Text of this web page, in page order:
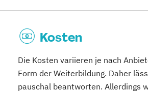
Kosten
Die Kosten variieren je nach
Form der Weiterbildung. Daher
pauschal beantworten. Allerdings